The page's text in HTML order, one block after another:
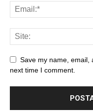
Save my name, email,
next time I comment.